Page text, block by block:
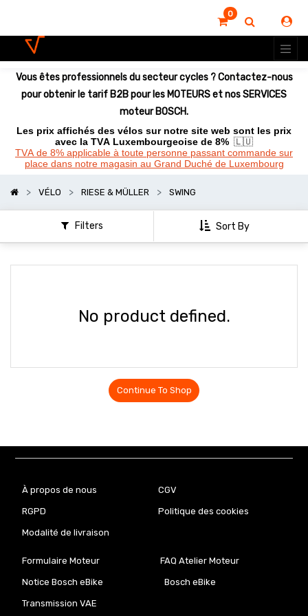
0
Vous êtes professionnels du secteur cycles ? Contactez-nous
pour obtenir le tarif B2B pour les MOTEURS et nos SERVICES
moteur BOSCH.
Les prix affichés des vélos sur notre site web sont les prix
avec la TVA Luxembourgeoise de 8% 🇱🇺
TVA de 8% applicable à toute personne passant commande sur
place dans notre magasin au Grand Duché de Luxembourg
VÉLO RIESE & MÜLLER SWING
Filters Sort By
No product defined.
Continue To Shop
À propos de nous CGV
RGPD Politique des cookies
Modalité de livraison
Formulaire Moteur FAQ Atelier Moteur
Notice Bosch eBike Bosch eBike
Transmission VAE